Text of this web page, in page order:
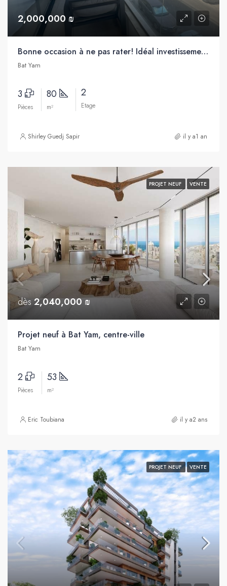
2,000,000 ₪
Bonne occasion à ne pas rater! Idéal investissement, 3 pièces à vendre, proche de la mer, Bat Yam
Bat Yam
3
Pièces
80
m²
2
Etage
Shirley Guedj Sapir il y a1 an
PROJET NEUF VENTE
dès2,040,000 ₪
Projet neuf à Bat Yam, centre-ville
Bat Yam
2
Pièces
53
m²
Eric Toubiana il y a2 ans
PROJET NEUF VENTE